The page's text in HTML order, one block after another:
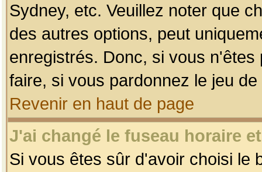
Sydney, etc. Veuillez noter que
des autres options, peut
enregistrés. Donc, si vous
faire, si vous pardonnez le jeu
Revenir en haut de page
J'ai changé le fuseau horaire
Si vous êtes sûr d'avoir choisi le